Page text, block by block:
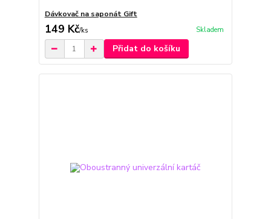
Dávkovač na saponát Gift
149 Kč/ks Skladem
Přidat do košíku